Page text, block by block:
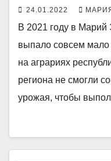
24.01.2022
В 2021 году в Марий
выпало совсем мало
на аграриях
региона не смогли
урожая, чтобы